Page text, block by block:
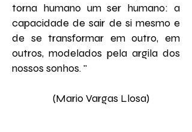
torna humano um ser humano: a
capacidade de sair de si mesmo e
de se transformar em outro, em
outros, modelados pela argila dos
nossos sonhos. " ​
(Mario Vargas Llosa)